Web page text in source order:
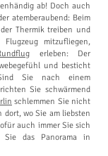
ab! Doch auch
atemberaubend: Beim
Thermik treiben und
mitzufliegen,
erleben: Der
und besticht
Sie nach einem
Sie schwärmend
schlemmen Sie nicht
wo Sie am liebsten
auch immer Sie sich
Sie das Panorama in